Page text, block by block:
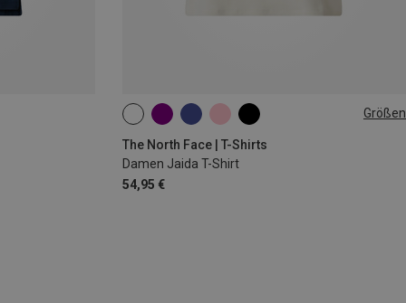
Größen
The North Face | T-Shirts
Damen Jaida T-Shirt
54,95 €
S L